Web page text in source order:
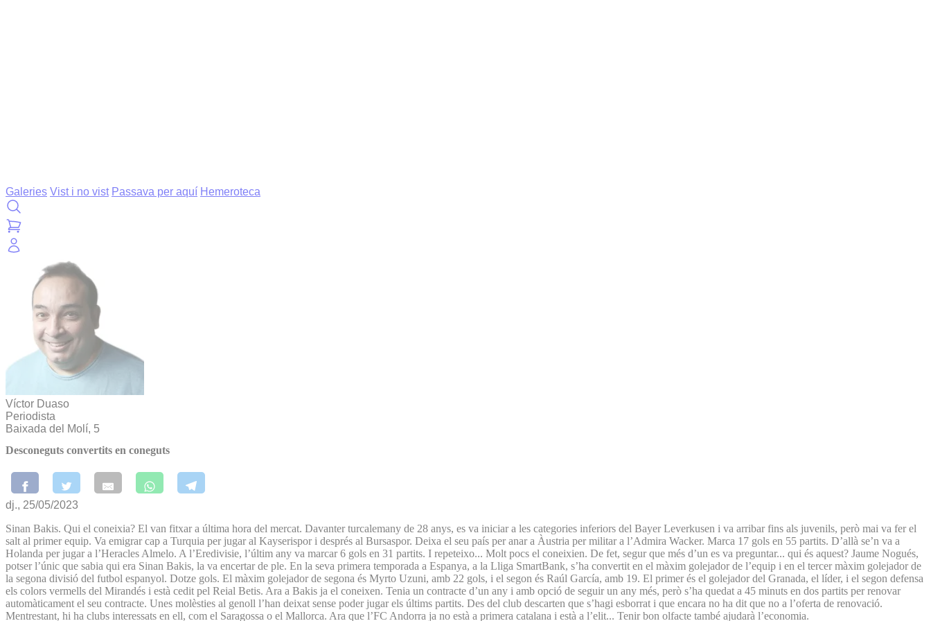
Galeries Vist i no vist Passava per aquí Hemeroteca
Víctor Duaso
Periodista
Baixada del Molí, 5
Desconeguts convertits en coneguts
dj., 25/05/2023
Sinan Bakis. Qui el coneixia? El van fitxar a última hora del mercat. Davanter turcalemany de 28 anys, es va iniciar a les categories inferiors del Bayer Leverkusen i va arribar fins als juvenils, però mai va fer el
salt al primer equip. Va emigrar cap a Turquia per jugar al Kayserispor i després al Bursaspor. Deixa el seu país per anar a Àustria per militar a l’Admira Wacker. Marca 17 gols en 55 partits. D’allà se’n va a
Holanda per jugar a l’Heracles Almelo. A l’Eredivisie, l’últim any va marcar 6 gols en 31 partits. I repeteixo... Molt pocs el coneixien. De fet, segur que més d’un es va preguntar... qui és aquest? Jaume Nogués,
potser l’únic que sabia qui era Sinan Bakis, la va encertar de ple. En la seva primera temporada a Espanya, a la Lliga SmartBank, s’ha convertit en el màxim golejador de l’equip i en el tercer màxim golejador de
la segona divisió del futbol espanyol. Dotze gols. El màxim golejador de segona és Myrto Uzuni, amb 22 gols, i el segon és Raúl García, amb 19. El primer és el golejador del Granada, el líder, i el segon defensa
els colors vermells del Mirandés i està cedit pel Reial Betis. Ara a Bakis ja el coneixen. Tenia un contracte d’un any i amb opció de seguir un any més, però s’ha quedat a 45 minuts en dos partits per renovar
automàticament el seu contracte. Unes molèsties al genoll l’han deixat sense poder jugar els últims partits. Des del club descarten que s’hagi esborrat i que encara no ha dit que no a l’oferta de renovació.
Mentrestant, hi ha clubs interessats en ell, com el Saragossa o el Mallorca. Ara que l’FC Andorra ja no està a primera catalana i està a l’elit... Tenir bon olfacte també ajudarà l’economia.